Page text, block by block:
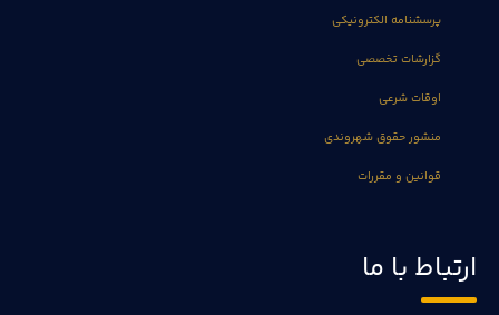
پرسشنامه الکترونیکی
گزارشات تخصصی
اوقات شرعی
منشور حقوق شهروندی
قوانین و مقررات
ارتباط با ما